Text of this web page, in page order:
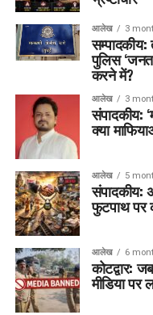
आलेख 3
सम्पादकीय:
पुलिस
करने में?
आलेख 3
संपादकीय:
क्या
आलेख 5
संपादकीय:
फुटपाथ पर
आलेख 6
कोटद्वार:
मीडिया पर